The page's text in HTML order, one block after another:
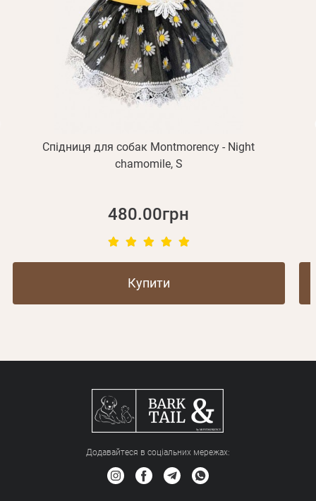
Спідниця для собак Montmorency - Night
chamomile, S
480.00грн
Купити
Додавайтеся в соціальних мережах:
Відправити
Реєстрація
або з допомогою
Зареєструватися
Відправити
Згадали пароль?
Не прийшов лист?Повторити відправку
обліковий запис не підтверджена